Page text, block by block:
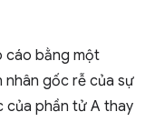
cáo bằng một
nhân gốc rễ của sự
của phần tử A thay